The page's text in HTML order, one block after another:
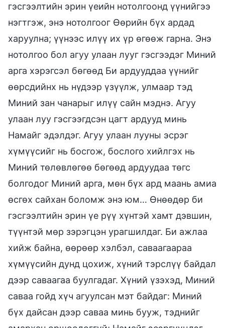
гэсгээлтийн эрин үеийн нотолгоонд үүнийгээ
нэгтгэж, энэ нотолгоог Өөрийн бүх ардад
харуулна; үүнээс илүү их үр өгөөж гарна. Энэ
нотолгоо бол агуу улаан лууг гэсгээдэг Миний
арга хэрэгсэл бөгөөд Би ардууддаа үүнийг
өөрсдийнх нь нүдээр үзүүлж, улмаар тэд
Миний зан чанарыг илүү сайн мэднэ. Агуу
улаан луу гэсгээгдсэн цагт ардууд минь
Намайг эдэлдэг. Агуу улаан лууны эсрэг
хүмүүсийг нь босгож, бослого хийлгэх нь
Миний төлөвлөгөө бөгөөд ардуудаа төгс
болгодог Миний арга, мөн бүх ард маань амиа
өсгөх сайхан боломж энэ юм… Өнөөдөр би
гэсгээлтийн эрин үе рүү хүнтэй хамт дэвшин,
түүнтэй мөр зэрэгцэн урагшилдаг. Би ажлаа
хийж байна, өөрөөр хэлбэл, саваагаараа
хүмүүсийн дунд цохиж, хүний тэрслүү байдал
дээр саваагаа буулгадаг. Хүний үзэхэд, Миний
саваа гойд хүч агуулсан мэт байдаг: Миний
бүх дайсан дээр саваа минь бууж, тэднийг